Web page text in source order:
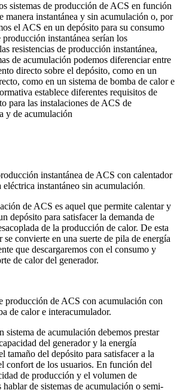
sistemas de producción de ACS en función
manera instantánea y sin acumulación o, por
el ACS en un depósito para su consumo
instantánea serían los
resistencias de producción instantánea,
de acumulación podemos diferenciar entre
directo sobre el depósito, como en un
como en un sistema de bomba de calor e
establece diferentes requisitos de
para las instalaciones de ACS de
y de acumulación
instantánea de ACS con calentador
eléctrica instantáneo sin acumulación.
de ACS es aquel que permite calentar y
depósito para satisfacer la demanda de
de la producción de calor. De esta
se convierte en una suerte de pila de energía
que descargaremos con el consumo y
de calor del generador.
producción de ACS con acumulación con
de calor e interacumulador.
sistema de acumulación debemos prestar
del generador y la energía
tamaño del depósito para satisfacer a la
confort de los usuarios. En función del
de producción y el volumen de
de sistemas de acumulación o semi-